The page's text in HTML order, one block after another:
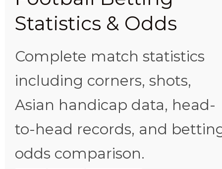
Statistics & Odds
Complete match statistics
including corners, shots,
Asian handicap data, head-
to-head records, and
odds comparison.